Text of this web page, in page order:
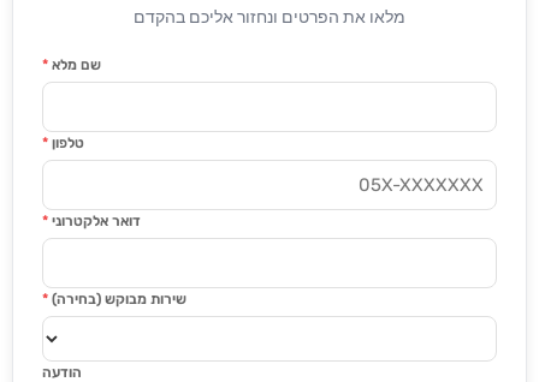
מלאו את הפרטים ונחזור אליכם בהקדם
שם מלא *
טלפון *
דואר אלקטרוני *
שירות מבוקש (בחירה) *
הודעה